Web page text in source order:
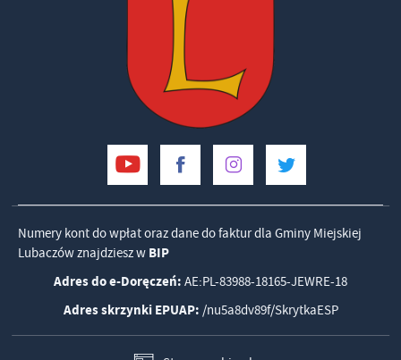
Numery kont do wpłat oraz dane do faktur dla Gminy Miejskiej
Lubaczów znajdziesz w BIP
Adres do e-Doręczeń: AE:PL-83988-18165-JEWRE-18
Adres skrzynki EPUAP: /nu5a8dv89f/SkrytkaESP